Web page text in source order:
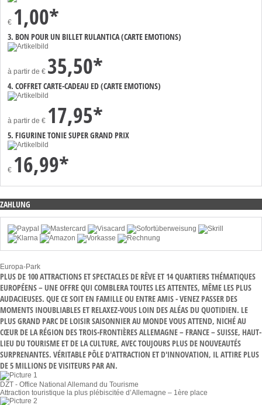
€ 1,00*
3. BON POUR UN BILLET RULANTICA (CARTE EMOTIONS)
à partir de € 35,50*
4. COFFRET CARTE-CADEAU ED (CARTE EMOTIONS)
à partir de € 17,95*
5. FIGURINE TONIE SUPER GRAND PRIX
€ 16,99*
ZAHLUNG
Europa-Park
PLUS DE 100 ATTRACTIONS ET SPECTACLES DE RÊVE ET 14 QUARTIERS THÉMATIQUES
EUROPÉENS – UNE OFFRE QUI COMBLERA TOUTES LES ATTENTES, MÊME LES PLUS
AUDACIEUSES. QUE CE SOIT EN FAMILLE OU ENTRE AMIS - VENEZ PASSER DES
MOMENTS INOUBLIABLES ET RELAXEZ-VOUS LOIN DES ALÉAS DU QUOTIDIEN. LE
PLUS GRAND PARC DE LOISIR SAISONNIER AU MONDE VOUS ATTEND, NICHÉ AU
CŒUR DE LA RÉGION DES TROIS-FRONTIÈRES ALLEMAGNE – FRANCE – SUISSE, HAUT-
LIEU DU TOURISME ET DE LA CULTURE, AVEC TOUJOURS PLUS DE NOUVEAUTÉS
SURPRENANTES. VÉRITABLE PÔLE D'ATTRACTION ET D'INNOVATION, IL ATTIRE PLUS
DE 5 MILLIONS DE VISITEURS PAR AN.
DZT - Office National Allemand du Tourisme
Attraction touristique la plus plébiscitée d’Allemagne – 1ère place